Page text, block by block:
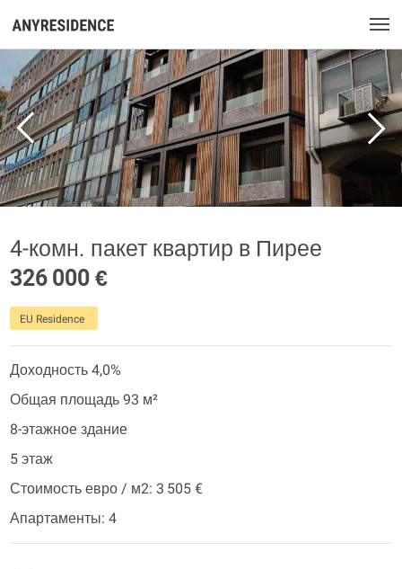
4-комн. пакет квартир в Пирее
326 000 €
EU Residence
Доходность 4,0%
Общая площадь 93 м²
8-этажное здание
5 этаж
Стоимость евро / м2: 3 505 €
Апартаменты: 4